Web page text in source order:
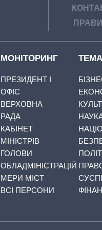
МОНІТОРИНГ
ПРЕЗИДЕНТ І
ОФІС
ВЕРХОВНА
РАДА
КАБІНЕТ
МІНІСТРІВ
ГОЛОВИ
ОБЛАДМІНІСТРАЦІЙ
МЕРИ МІСТ
ВСІ ПЕРСОНИ